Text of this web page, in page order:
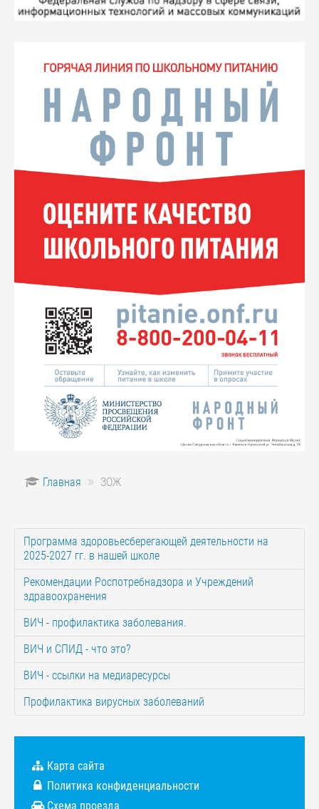
Главная ЗОЖ
Программа здоровьесберегающей деятельности на
2025-2027 гг. в нашей школе
Рекомендации Роспотребнадзора и Учреждений
здравоохранения
ВИЧ - профилактика заболевания.
ВИЧ и СПИД - что это?
ВИЧ - ссылки на медиаресурсы
Профилактика вирусных заболеваний
Карта сайта
Политика конфиденциальности
Схема проезда